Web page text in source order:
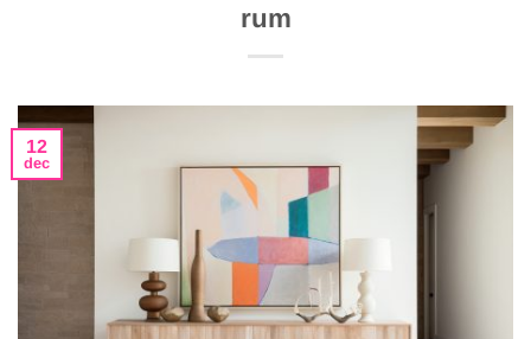
rum
12
dec